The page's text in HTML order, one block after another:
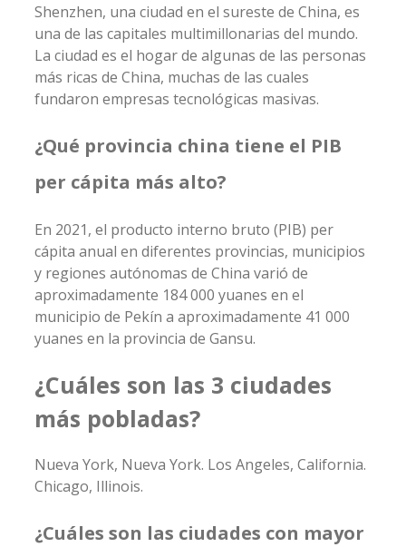
Shenzhen, una ciudad en el sureste de China, es
una de las capitales multimillonarias del mundo.
La ciudad es el hogar de algunas de las personas
más ricas de China, muchas de las cuales
fundaron empresas tecnológicas masivas.
¿Qué provincia china tiene el PIB
per cápita más alto?
En 2021, el producto interno bruto (PIB) per
cápita anual en diferentes provincias, municipios
y regiones autónomas de China varió de
aproximadamente 184 000 yuanes en el
municipio de Pekín a aproximadamente 41 000
yuanes en la provincia de Gansu.
¿Cuáles son las 3 ciudades
más pobladas?
Nueva York, Nueva York. Los Angeles, California.
Chicago, Illinois.
¿Cuáles son las ciudades con mayor